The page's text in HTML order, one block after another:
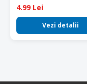
4.99 Lei
Vezi detalii